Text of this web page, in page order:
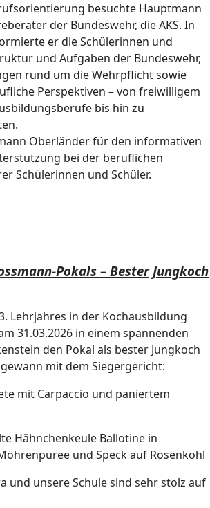
besuchte Hauptmann
der Bundeswehr, die AKS. In
er die Schülerinnen und
und Aufgaben der Bundeswehr,
rund um die Wehrpflicht sowie
Perspektiven – von freiwilligem
bis hin zu
Oberländer für den informativen
bei der beruflichen
Schülerinnen und Schüler.
Pokals – Bester Jungkoch
Lehrjahres in der Kochausbildung
31.03.2026 in einem spannenden
den Pokal als bester Jungkoch
mit dem Siegergericht:
mit Carpaccio und paniertem
Hähnchenkeule Ballotine in
und Speck auf Rosenkohl
und unsere Schule sind sehr stolz auf